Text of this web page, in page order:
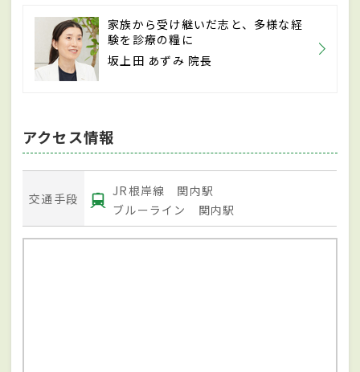
家族から受け継いだ志と、多様な経
験を診療の糧に
坂上田 あずみ 院長
アクセス情報
交通手段
JR根岸線 関内駅
ブルーライン 関内駅